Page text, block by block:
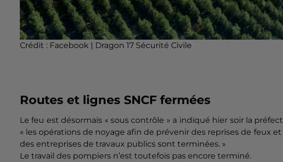
Crédit : Facebook | Dragon 17 Sécurité Civile
Routes et lignes SNCF fermées
Le feu est désormais « sous contrôle » a indiqué hier soir la
« les opérations de noyage afin de prévenir des reprises de feux
des entreprises de travaux publics sont terminées. »
Le travail des pompiers n’est toutefois pas encore terminé.